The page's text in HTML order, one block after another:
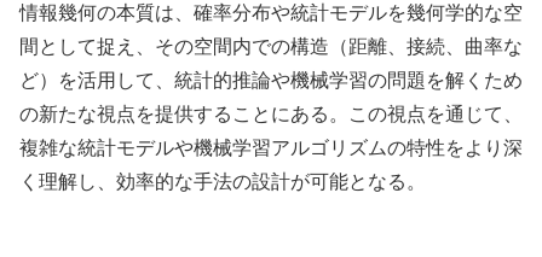
情報幾何の本質は、確率分布や統計モデルを幾何学的な空
間として捉え、その空間内での構造（距離、接続、曲率な
ど）を活用して、統計的推論や機械学習の問題を解くため
の新たな視点を提供することにある。この視点を通じて、
複雑な統計モデルや機械学習アルゴリズムの特性をより深
く理解し、効率的な手法の設計が可能となる。